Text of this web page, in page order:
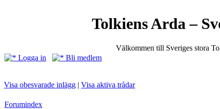
Tolkiens Arda –
Välkommen till Sveriges stora
Logga in
Bli medlem
Visa obesvarade inlägg | Visa aktiva trådar
Forumindex